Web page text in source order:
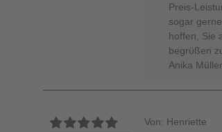
Preis-
sogar
hoffen, Sie
begrüßen
Anika
Von: Henriette